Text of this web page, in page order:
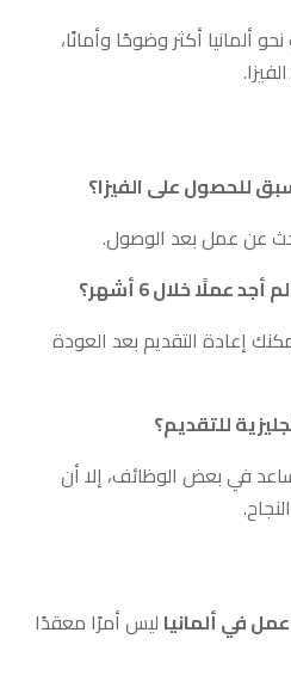
ألمانيا أكثر وضوحًا وأمانًا،
للحصول على الفيزا؟
عن عمل بعد الوصول.
عملًا خلال 6 أشهر؟
إعادة التقديم بعد العودة
للتقديم؟
في بعض الوظائف، إلا أن
في ألمانيا ليس أمرًا معقدًا